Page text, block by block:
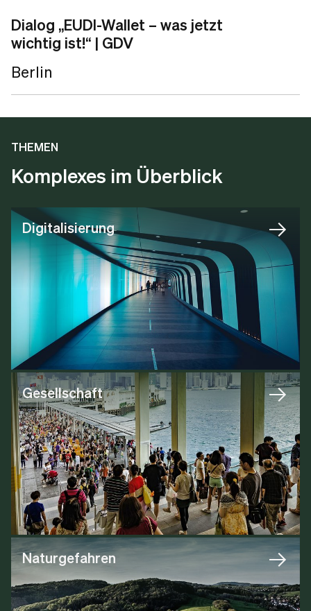
Dialog „EUDI-Wallet – was jetzt
wichtig ist!“ | GDV
Berlin
THEMEN
Komplexes im Überblick
Digitalisierung
Gesellschaft
Naturgefahren